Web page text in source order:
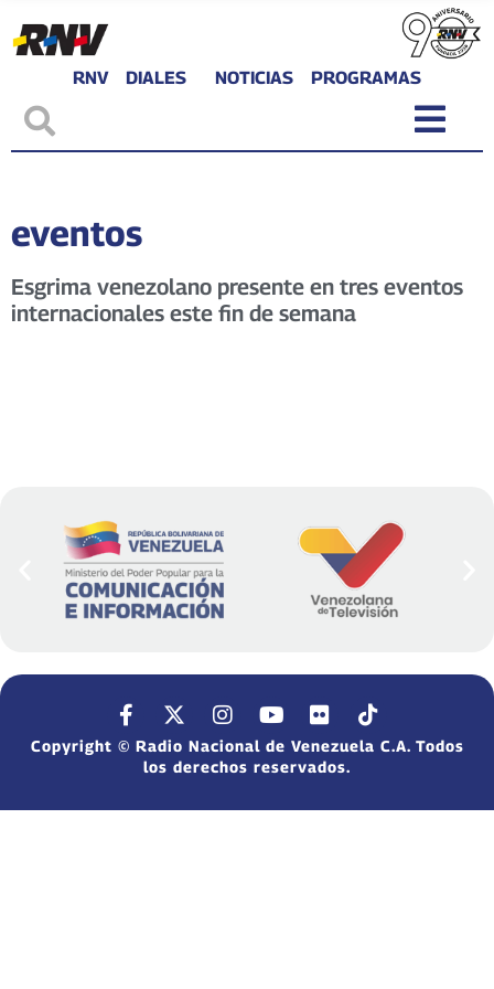
RNV DIALES NOTICIAS PROGRAMAS
eventos
Esgrima venezolano presente en tres eventos
internacionales este fin de semana
Copyright © Radio Nacional de Venezuela C.A. Todos
los derechos reservados.